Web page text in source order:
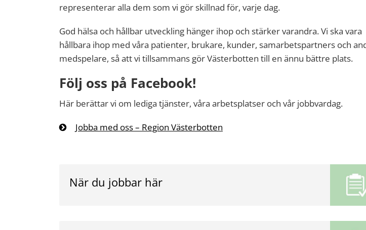
representerar alla dem som vi gör skillnad för, varje dag.
God hälsa och hållbar utveckling hänger ihop och stärker varandra. Vi ska vara
hållbara ihop med våra patienter, brukare, kunder, samarbetspartners och
medspelare, så att vi tillsammans gör Västerbotten till en ännu bättre plats.
Följ oss på Facebook!
Här berättar vi om lediga tjänster, våra arbetsplatser och vår jobbvardag.
Jobba med oss – Region Västerbotten
När du jobbar här